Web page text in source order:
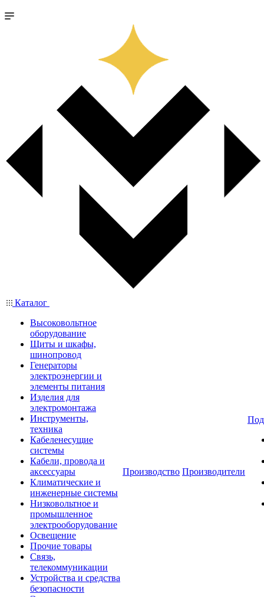
Каталог
Высоковольтное
оборудование
Щиты и шкафы,
шинопровод
Генераторы
электроэнергии и
элементы питания
Изделия для
электромонтажа
Инструменты,
техника
Кабеленесущие
системы
Кабели, провода и
аксессуары
Климатические и
инженерные системы
Низковольтное и
промышленное
электрооборудование
Освещение
Прочие товары
Связь,
телекоммуникации
Устройства и средства
безопасности
Производство Производители